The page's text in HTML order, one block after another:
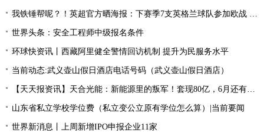
我铁锤帮呢？！英超官方晒海报：下赛季7支英格兰球队参加欧战 全球新动态
世界头条：安全工程师中级报名条件
环球快资讯丨西藏阿里健全警情回访机制 提升为民服务水平
当前动态:武义壶山假日酒店电话号码（武义壶山假日酒店）
【天天报资讯】天合光能：新能源里的叛军！套现80亿，6月还有一个大雷
山东省私立学校学位费（私立变公立原有学位怎么算）|当前要闻
世界新消息丨上周新增IPO申报企业11家